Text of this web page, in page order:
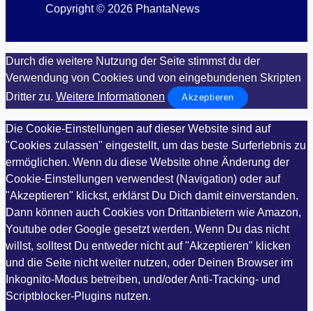
Copyright © 2026 PhantaNews
Durch die weitere Nutzung der Seite stimmst du der
Verwendung von Cookies und von eingebundenen Skripten
Dritter zu. Weitere Informationen Akzeptieren
Die Cookie-Einstellungen auf dieser Website sind auf
"Cookies zulassen" eingestellt, um das beste Surferlebnis zu
ermöglichen. Wenn du diese Website ohne Änderung der
Cookie-Einstellungen verwendest (Navigation) oder auf
"Akzeptieren" klickst, erklärst Du Dich damit einverstanden.
Dann können auch Cookies von Drittanbietern wie Amazon,
Youtube oder Google gesetzt werden. Wenn Du das nicht
willst, solltest Du entweder nicht auf "Akzeptieren" klicken
und die Seite nicht weiter nutzen, oder Deinen Browser im
Inkognito-Modus betreiben, und/oder Anti-Tracking- und
Scriptblocker-Plugins nutzen.